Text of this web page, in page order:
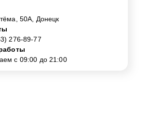
50А, Донецк
276-89-77
с 09:00 до 21:00